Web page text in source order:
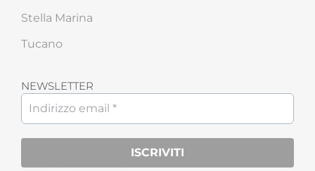
Stella Marina
Tucano
NEWSLETTER